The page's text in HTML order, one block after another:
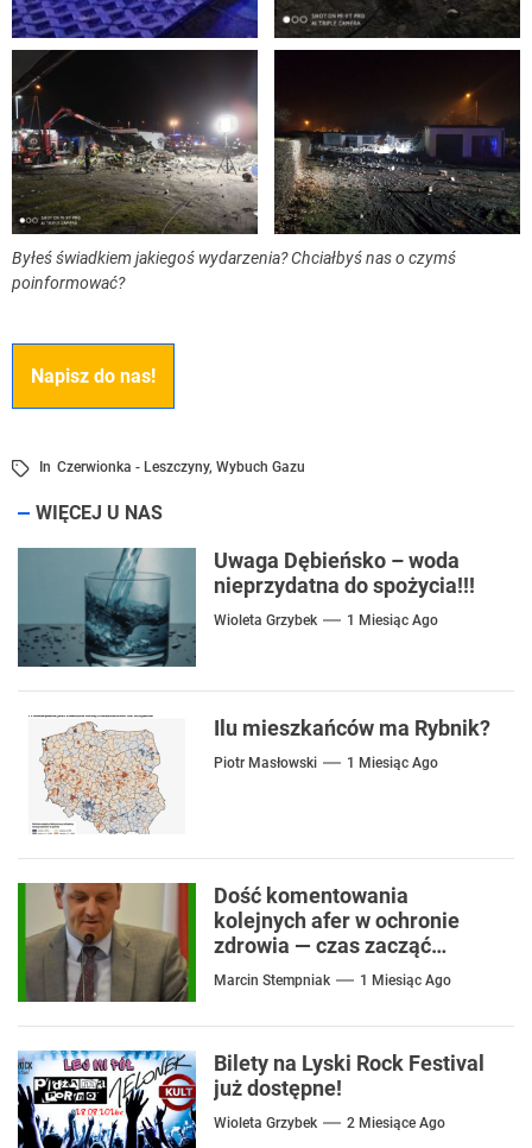
Byłeś świadkiem jakiegoś wydarzenia? Chciałbyś nas o czymś
poinformować?
Napisz do nas!
In Czerwionka - Leszczyny, Wybuch Gazu
WIĘCEJ U NAS
Uwaga Dębieńsko – woda
nieprzydatna do spożycia!!!
Wioleta Grzybek 1 Miesiąc Ago
Ilu mieszkańców ma Rybnik?
Piotr Masłowski 1 Miesiąc Ago
Dość komentowania
kolejnych afer w ochronie
zdrowia — czas zacząć
mówić o rozwiązaniach
Marcin Stempniak 1 Miesiąc Ago
Bilety na Lyski Rock Festival
już dostępne!
Wioleta Grzybek 2 Miesiące Ago